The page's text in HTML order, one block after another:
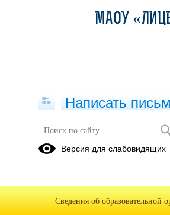
2022 ОТЧЕТ АУ
Опубликовано на сайте
24 ноября 2023
МАОУ
Написать
Версия для слабовидящих
Сведения об образовательной